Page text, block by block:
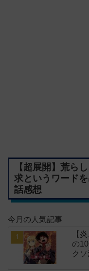
【超展開】荒ら
求というワード
話感想
今月の人気記事
【
の
ク